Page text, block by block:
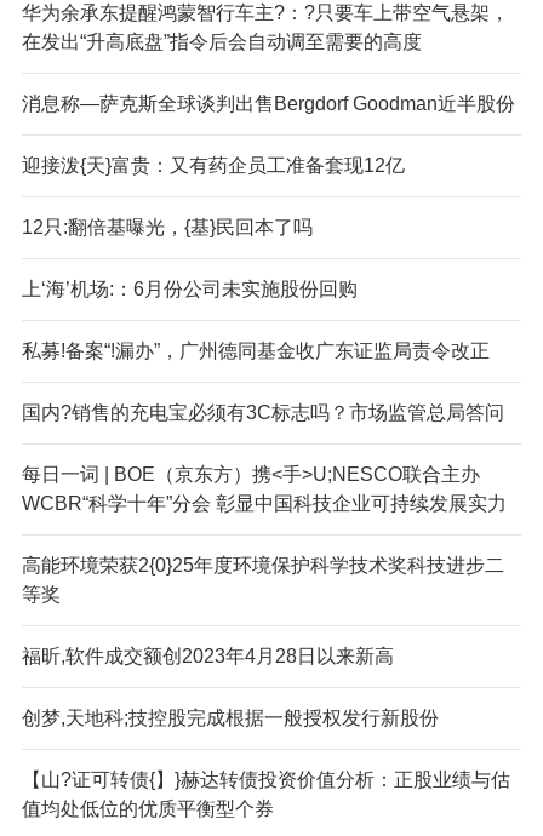
华为余承东提醒鸿蒙智行车主?：?只要车上带空气悬架，
在发出“升高底盘”指令后会自动调至需要的高度
消息称—萨克斯全球谈判出售Bergdorf Goodman近半股份
迎接泼{天}富贵：又有药企员工准备套现12亿
12只:翻倍基曝光，{基}民回本了吗
上‘海’机场:：6月份公司未实施股份回购
私募!备案“!漏办”，广州德同基金收广东证监局责令改正
国内?销售的充电宝必须有3C标志吗？市场监管总局答问
每日一词 | BOE（京东方）携<手>U;NESCO联合主办
WCBR“科学十年”分会 彰显中国科技企业可持续发展实力
高能环境荣获2{0}25年度环境保护科学技术奖科技进步二
等奖
福昕,软件成交额创2023年4月28日以来新高
创梦,天地科;技控股完成根据一般授权发行新股份
【山?证可转债{】}赫达转债投资价值分析：正股业绩与估
值均处低位的优质平衡型个券